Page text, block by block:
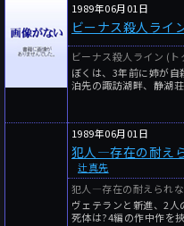
1989年06月01日
ビーナス殺人ライ
ビーナス殺人ライン (
ぼくは、3年前に姉が
泊先の諏訪湖畔、静湖荘
1989年06月01日
犯人―存在の耐え
辻真先
犯人―存在の耐えられ
ヴェテランと新進、2
死体は?4編の作中作を